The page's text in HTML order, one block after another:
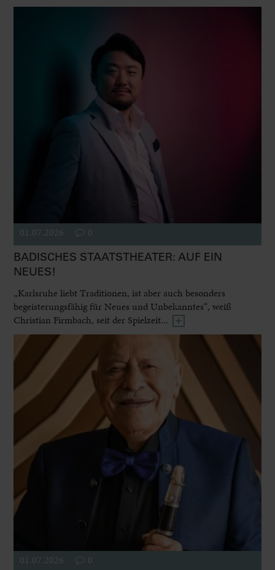
01.07.2026 0
BADISCHES STAATSTHEATER: AUF EIN
NEUES!
„Karlsruhe liebt Traditionen, ist aber auch besonders
begeisterungsfähig für Neues und Unbekanntes“, weiß
Christian Firmbach, seit der Spielzeit...
01.07.2026 0